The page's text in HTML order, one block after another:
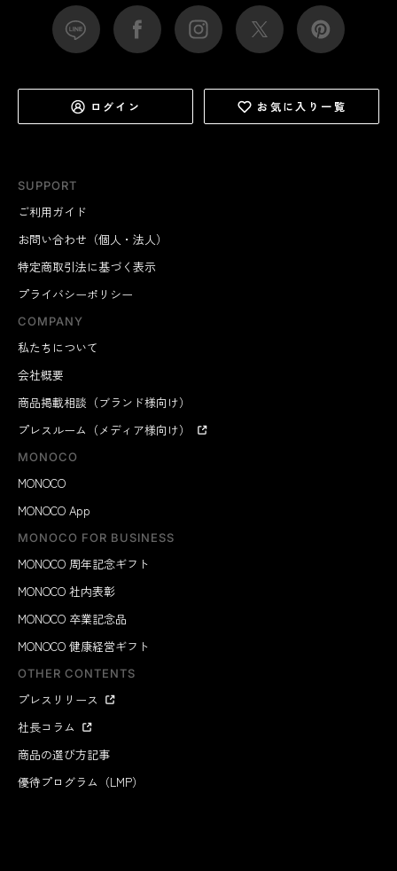
SUPPORT
ご利用ガイド
お問い合わせ（個人・法人）
特定商取引法に基づく表示
プライバシーポリシー
COMPANY
私たちについて
会社概要
商品掲載相談（ブランド様向け）
プレスルーム（メディア様向け）
MONOCO
MONOCO
MONOCO App
MONOCO FOR BUSINESS
MONOCO 周年記念ギフト
MONOCO 社内表彰
MONOCO 卒業記念品
MONOCO 健康経営ギフト
OTHER CONTENTS
プレスリリース
社長コラム
商品の選び方記事
優待プログラム（LMP）
ログイン お気に入り一覧